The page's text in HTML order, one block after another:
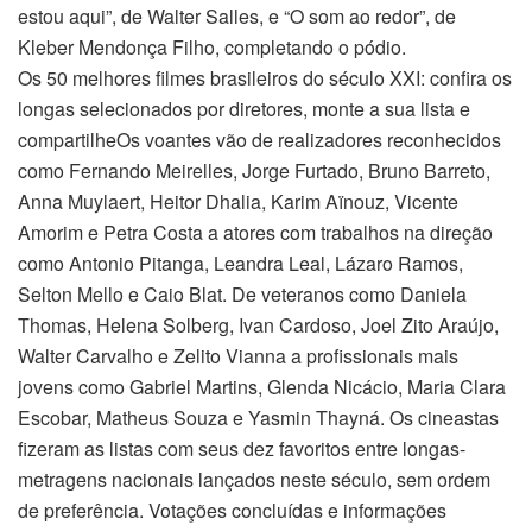
estou aqui”, de Walter Salles, e “O som ao redor”, de
Kleber Mendonça Filho, completando o pódio.
Os 50 melhores filmes brasileiros do século XXI: confira os
longas selecionados por diretores, monte a sua lista e
compartilheOs voantes vão de realizadores reconhecidos
como Fernando Meirelles, Jorge Furtado, Bruno Barreto,
Anna Muylaert, Heitor Dhalia, Karim Aïnouz, Vicente
Amorim e Petra Costa a atores com trabalhos na direção
como Antonio Pitanga, Leandra Leal, Lázaro Ramos,
Selton Mello e Caio Blat. De veteranos como Daniela
Thomas, Helena Solberg, Ivan Cardoso, Joel Zito Araújo,
Walter Carvalho e Zelito Vianna a profissionais mais
jovens como Gabriel Martins, Glenda Nicácio, Maria Clara
Escobar, Matheus Souza e Yasmin Thayná. Os cineastas
fizeram as listas com seus dez favoritos entre longas-
metragens nacionais lançados neste século, sem ordem
de preferência. Votações concluídas e informações